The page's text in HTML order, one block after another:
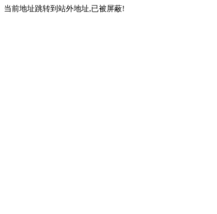
当前地址跳转到站外地址,已被屏蔽!